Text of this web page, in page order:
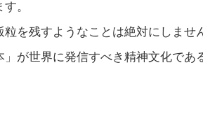
。
を残すようなことは絶対にしませ
が世界に発信すべき精神文化であ